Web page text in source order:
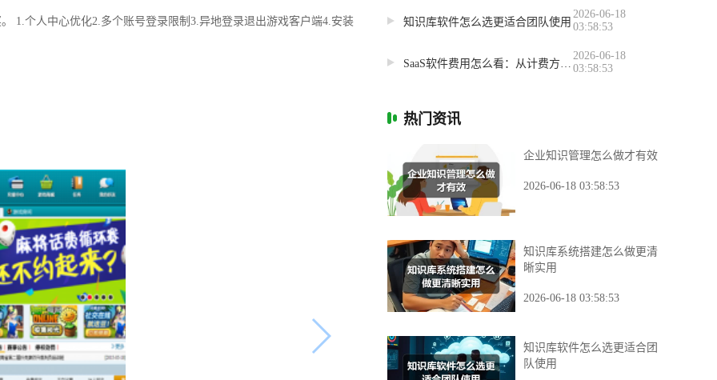
1.个人中心优化2.多个账号登录限制3.异地登录退出游戏客户端4.安装 知识库软件怎么选更适合团队使用
2026-06-18
03:58:53
SaaS软件费用怎么看：从计费方式到预算控制
2026-06-18
03:58:53
热门资讯
企业知识管理怎么做才有效
2026-06-18 03:58:53
知识库系统搭建怎么做更清
晰实用
2026-06-18 03:58:53
知识库软件怎么选更适合团
队使用